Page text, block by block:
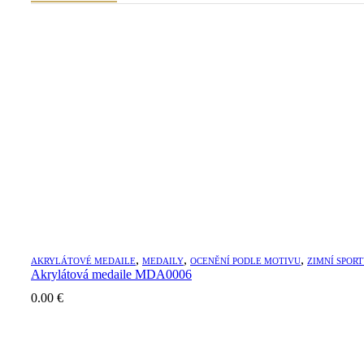
AKRYLÁTOVÉ MEDAILE, MEDAILY, OCENĚNÍ PODLE MOTIVU, ZIMNÍ
Akrylátová medaile MDA0006
0.00 €